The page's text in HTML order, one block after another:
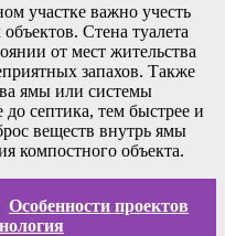
участке важно учесть
Стена туалета
от мест жительства
запахов. Также
ямы или системы
септика, тем быстрее и
веществ внутрь ямы
компостного объекта.
Особенности проектов